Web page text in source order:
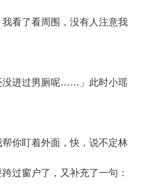
看了看周围，没有人注意我
进过男厕呢……」此时小瑶
你盯着外面，快，说不定林
过窗户了，又补充了一句：